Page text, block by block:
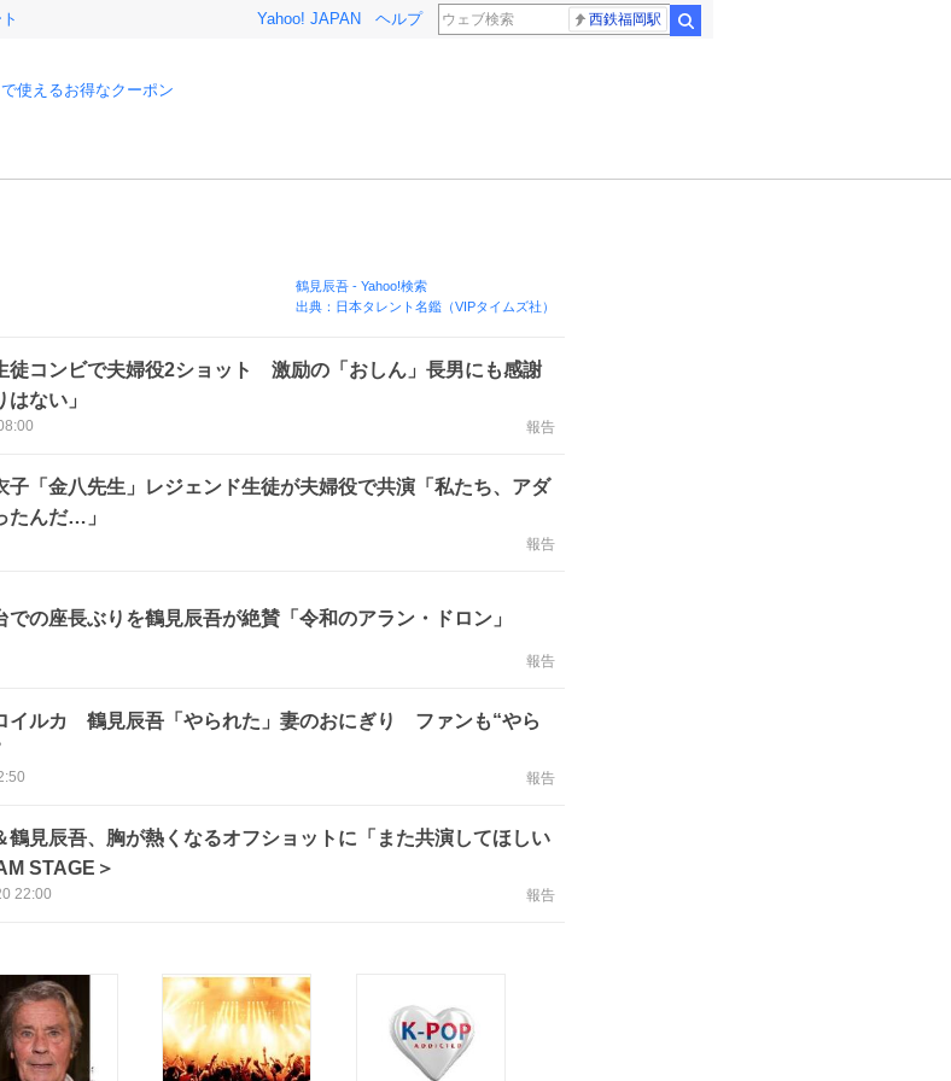
Yahoo! JAPAN ヘルプ 西鉄福岡駅
使えるお得なクーポン
鶴見辰吾 - Yahoo!検索
出典：日本タレント名鑑（VIPタイムズ社）
徒コンビで夫婦役2ショット 激励の「おしん」長男にも感謝
はない」
報告
子「金八先生」レジェンド生徒が夫婦役で共演「私たち、アダ
たんだ…」
報告
の座長ぶりを鶴見辰吾が絶賛「令和のアラン・ドロン」
報告
イルカ 鶴見辰吾「やられた」妻のおにぎり ファンも“やら
報告
鶴見辰吾、胸が熱くなるオフショットに「また共演してほしい
STAGE＞
22:00 報告